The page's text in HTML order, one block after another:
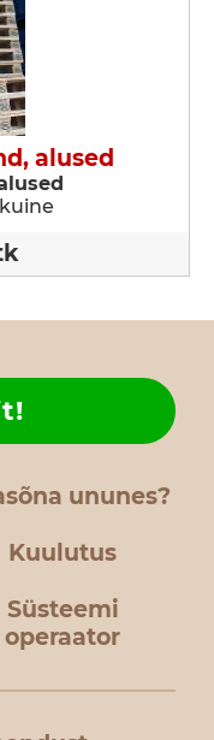
alused
ununes?
Kuulutus
Süsteemi
operaator